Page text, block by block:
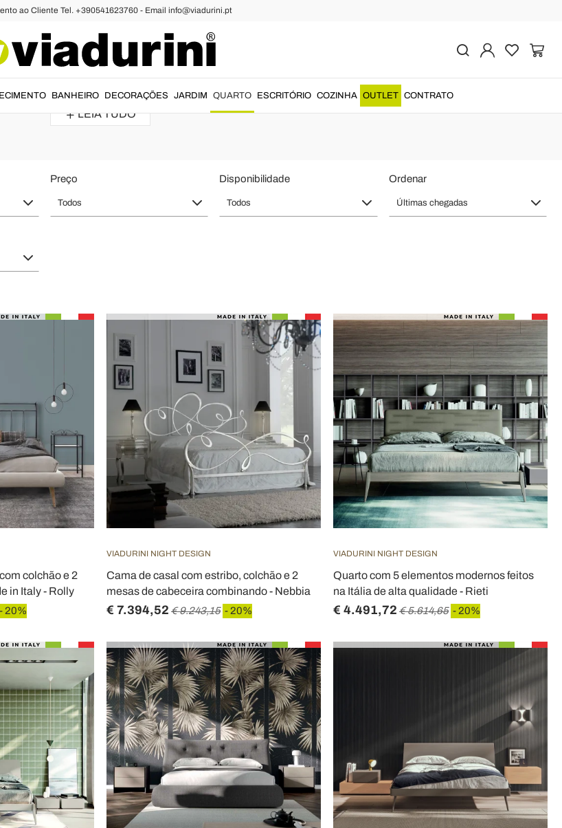
ao Cliente Tel. +390541623760 - Email info@viadurini.pt
BANHEIRO DECORAÇÕES JARDIM QUARTO ESCRITÓRIO COZINHA OUTLET CONTRATO
- Design Italiano Moderno e Clássico
e clássico e projetados por designers de luxo fabricados na Itália
LEIA TUDO
Preço
Todos
Disponibilidade
Todos
Ordenar
Últimas chegadas
colchão e 2
in Italy - Rolly
- 20%
VIADURINI NIGHT DESIGN
Cama de casal com estribo, colchão e 2
mesas de cabeceira combinando - Nebbia
€ 7.394,52 € 9.243,15 - 20%
VIADURINI NIGHT DESIGN
Quarto com 5 elementos modernos feitos
na Itália de alta qualidade - Rieti
€ 4.491,72 € 5.614,65 - 20%